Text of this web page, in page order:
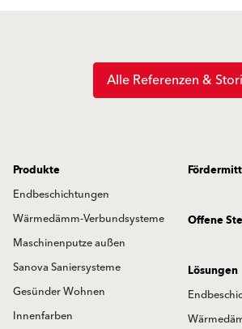
Alle Referenzen &
Produkte
Endbeschichtungen
Wärmedämm-Verbundsysteme
Maschinenputze außen
Sanova Saniersysteme
Gesünder Wohnen
Innenfarben
Offene
Lösungen